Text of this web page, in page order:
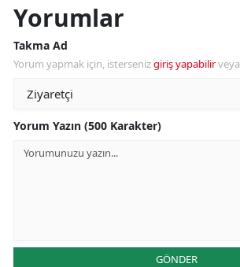
Yorumlar
Takma Ad
Yorum yapmak için, istersenizgiriş yapabilirveya
Yorum Yazın (500 Karakter)
GÖNDER